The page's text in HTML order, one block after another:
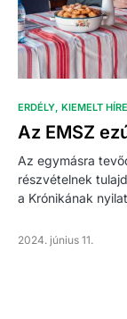
ERDÉLY KIEMELT
Az EMSZ
Az egymásra
részvételnek
a Krónikának
2024. június 11.